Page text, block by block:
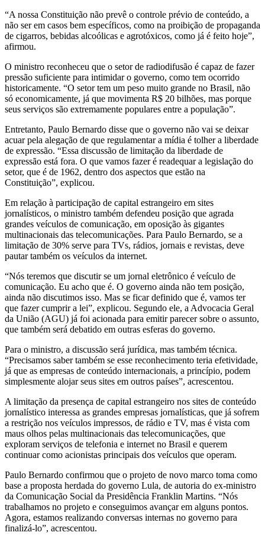
“A nossa Constituição não prevê o controle prévio de conteúdo, a
não ser em casos bem específicos, como na proibição de propaganda
de cigarros, bebidas alcoólicas e agrotóxicos, como já é feito hoje”,
afirmou.
O ministro reconheceu que o setor de radiodifusão é capaz de fazer
pressão suficiente para intimidar o governo, como tem ocorrido
historicamente. “O setor tem um peso muito grande no Brasil, não
só economicamente, já que movimenta R$ 20 bilhões, mas porque
seus serviços são extremamente populares entre a população”.
Entretanto, Paulo Bernardo disse que o governo não vai se deixar
acuar pela alegação de que regulamentar a mídia é tolher a liberdade
de expressão. “Essa discussão de limitação da liberdade de
expressão está fora. O que vamos fazer é readequar a legislação do
setor, que é de 1962, dentro dos aspectos que estão na
Constituição”, explicou.
Em relação à participação de capital estrangeiro em sites
jornalísticos, o ministro também defendeu posição que agrada
grandes veículos de comunicação, em oposição às gigantes
multinacionais das telecomunicações. Para Paulo Bernardo, se a
limitação de 30% serve para TVs, rádios, jornais e revistas, deve
pautar também os veículos da internet.
“Nós teremos que discutir se um jornal eletrônico é veículo de
comunicação. Eu acho que é. O governo ainda não tem posição,
ainda não discutimos isso. Mas se ficar definido que é, vamos ter
que fazer cumprir a lei”, explicou. Segundo ele, a Advocacia Geral
da União (AGU) já foi acionada para emitir parecer sobre o assunto,
que também será debatido em outras esferas do governo.
Para o ministro, a discussão será jurídica, mas também técnica.
“Precisamos saber também se esse reconhecimento teria efetividade,
já que as empresas de conteúdo internacionais, a princípio, podem
simplesmente alojar seus sites em outros países”, acrescentou.
A limitação da presença de capital estrangeiro nos sites de conteúdo
jornalístico interessa as grandes empresas jornalísticas, que já sofrem
a restrição nos veículos impressos, de rádio e TV, mas é vista com
maus olhos pelas multinacionais das telecomunicações, que
exploram serviços de telefonia e internet no Brasil e querem
continuar como acionistas principais dos veículos que operam.
Paulo Bernardo confirmou que o projeto de novo marco toma como
base a proposta herdada do governo Lula, de autoria do ex-ministro
da Comunicação Social da Presidência Franklin Martins. “Nós
trabalhamos no projeto e conseguimos avançar em alguns pontos.
Agora, estamos realizando conversas internas no governo para
finalizá-lo”, acrescentou.